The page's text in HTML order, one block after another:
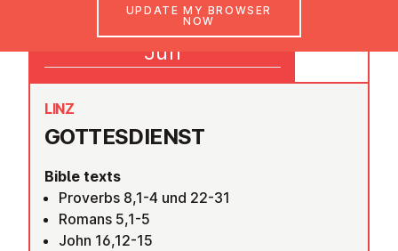
GOTTES­DI­ENST
LINZ
Bible texts
Proverbs 8,1-4 und 22-31
Romans 5,1-5
John 16,12-15
15
Jun
UPDATE MY BROWSER
NOW